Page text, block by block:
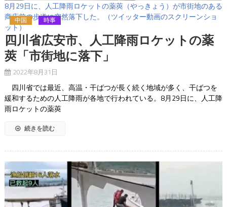
8月29日に、人工降雨ロケットの薬莢（やっきょう）が市街地のある
商店前の歩道に突然落下した。（ツイッター動画のスクリーンショ
ット）
中国 時事
四川省広安市、人工降雨ロケットの薬
莢「市街地に落下」
2022年8月31日
四川省では最近、高温・干ばつが長く続く地域が多く、干ばつを
緩和するための人工降雨が各地で行われている。8月29日に、人工降
雨ロケットの薬莢
続きを読む